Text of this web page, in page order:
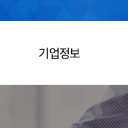
기업정보